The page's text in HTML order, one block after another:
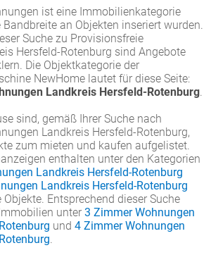
ist eine Immobilienkategorie
Bandbreite an Objekten inseriert wurden.
Suche zu Provisionsfreie
Hersfeld-Rotenburg sind Angebote
Die Objektkategorie der
NewHome lautet für diese Seite:
Landkreis Hersfeld-Rotenburg.
sind, gemäß Ihrer Suche nach
Landkreis Hersfeld-Rotenburg,
zum mieten und kaufen aufgelistet.
enthalten unter den Kategorien
Landkreis Hersfeld-Rotenburg
Landkreis Hersfeld-Rotenburg
Entsprechend dieser Suche
unter 3 Zimmer Wohnungen
und 4 Zimmer Wohnungen
.